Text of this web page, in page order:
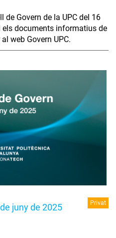
de Govern de la UPC del 16
els documents informatius de
web Govern UPC.
juny de 2025 Privat